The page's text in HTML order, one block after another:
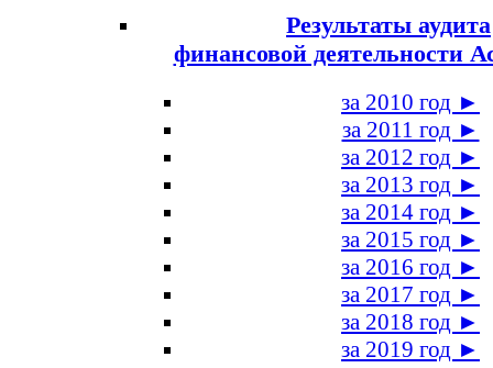
Результаты аудита
финансовой деятельности
за 2010 год ►
за 2011 год ►
за 2012 год ►
за 2013 год ►
за 2014 год ►
за 2015 год ►
за 2016 год ►
за 2017 год ►
за 2018 год ►
за 2019 год ►